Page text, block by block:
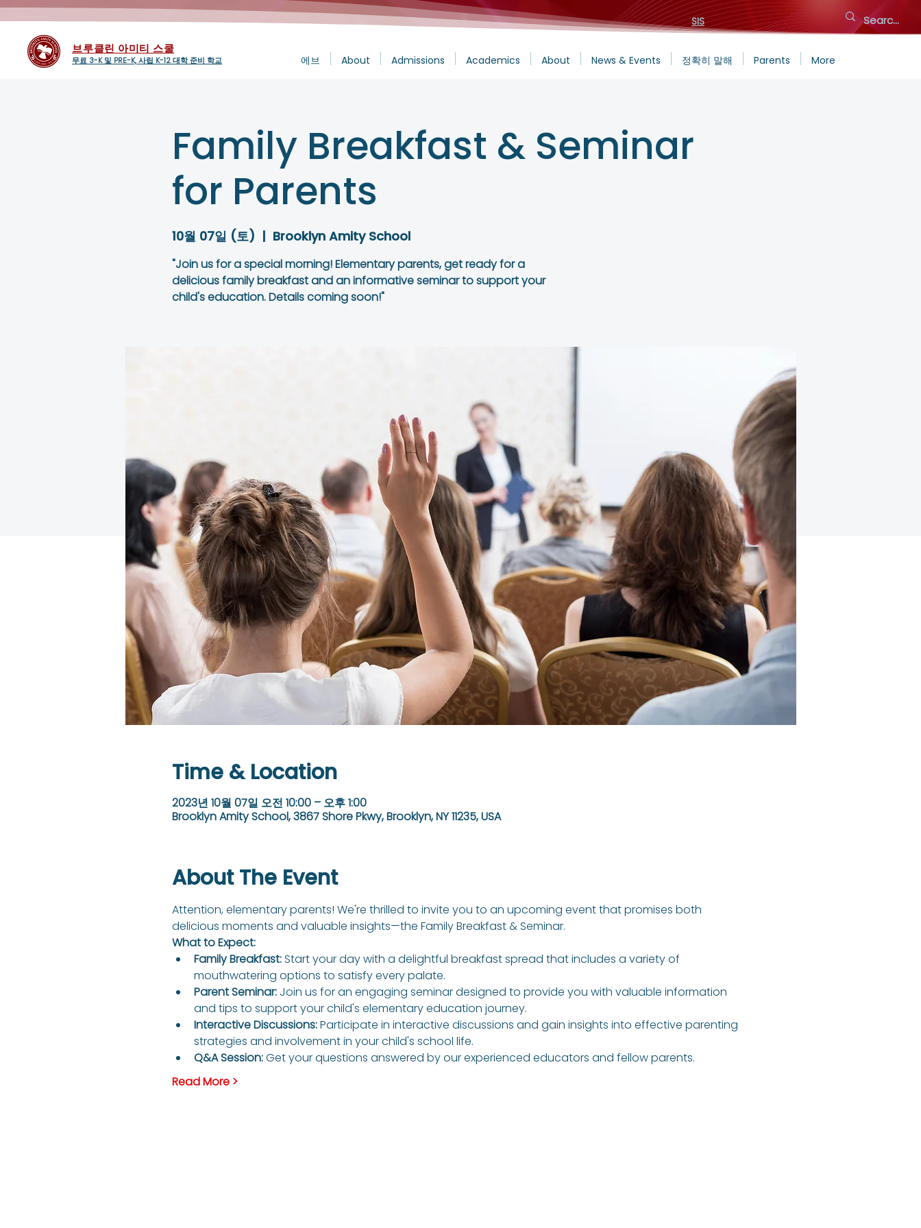
SIS
브루클린 아미티 스쿨
무료 3-K 및 PRE-K, 사립 K-12 대학 준비 학교 에브 About Admissions Academics About News & Events 정확히 말해 Parents More
Family Breakfast & Seminar
for Parents
10월 07일 (토)
  |
Brooklyn Amity School
"Join us for a special morning! Elementary parents, get ready for a
delicious family breakfast and an informative seminar to support your
child's education. Details coming soon!"
Time & Location
2023년 10월 07일 오전 10:00 – 오후 1:00
Brooklyn Amity School, 3867 Shore Pkwy, Brooklyn, NY 11235, USA
About The Event
Attention, elementary parents! We're thrilled to invite you to an upcoming event that promises both
delicious moments and valuable insights—the Family Breakfast & Seminar.
What to Expect:
Family Breakfast: Start your day with a delightful breakfast spread that includes a variety of
mouthwatering options to satisfy every palate.
Parent Seminar: Join us for an engaging seminar designed to provide you with valuable information
and tips to support your child's elementary education journey.
Interactive Discussions: Participate in interactive discussions and gain insights into effective parenting
strategies and involvement in your child's school life.
Q&A Session: Get your questions answered by our experienced educators and fellow parents.
Read More >